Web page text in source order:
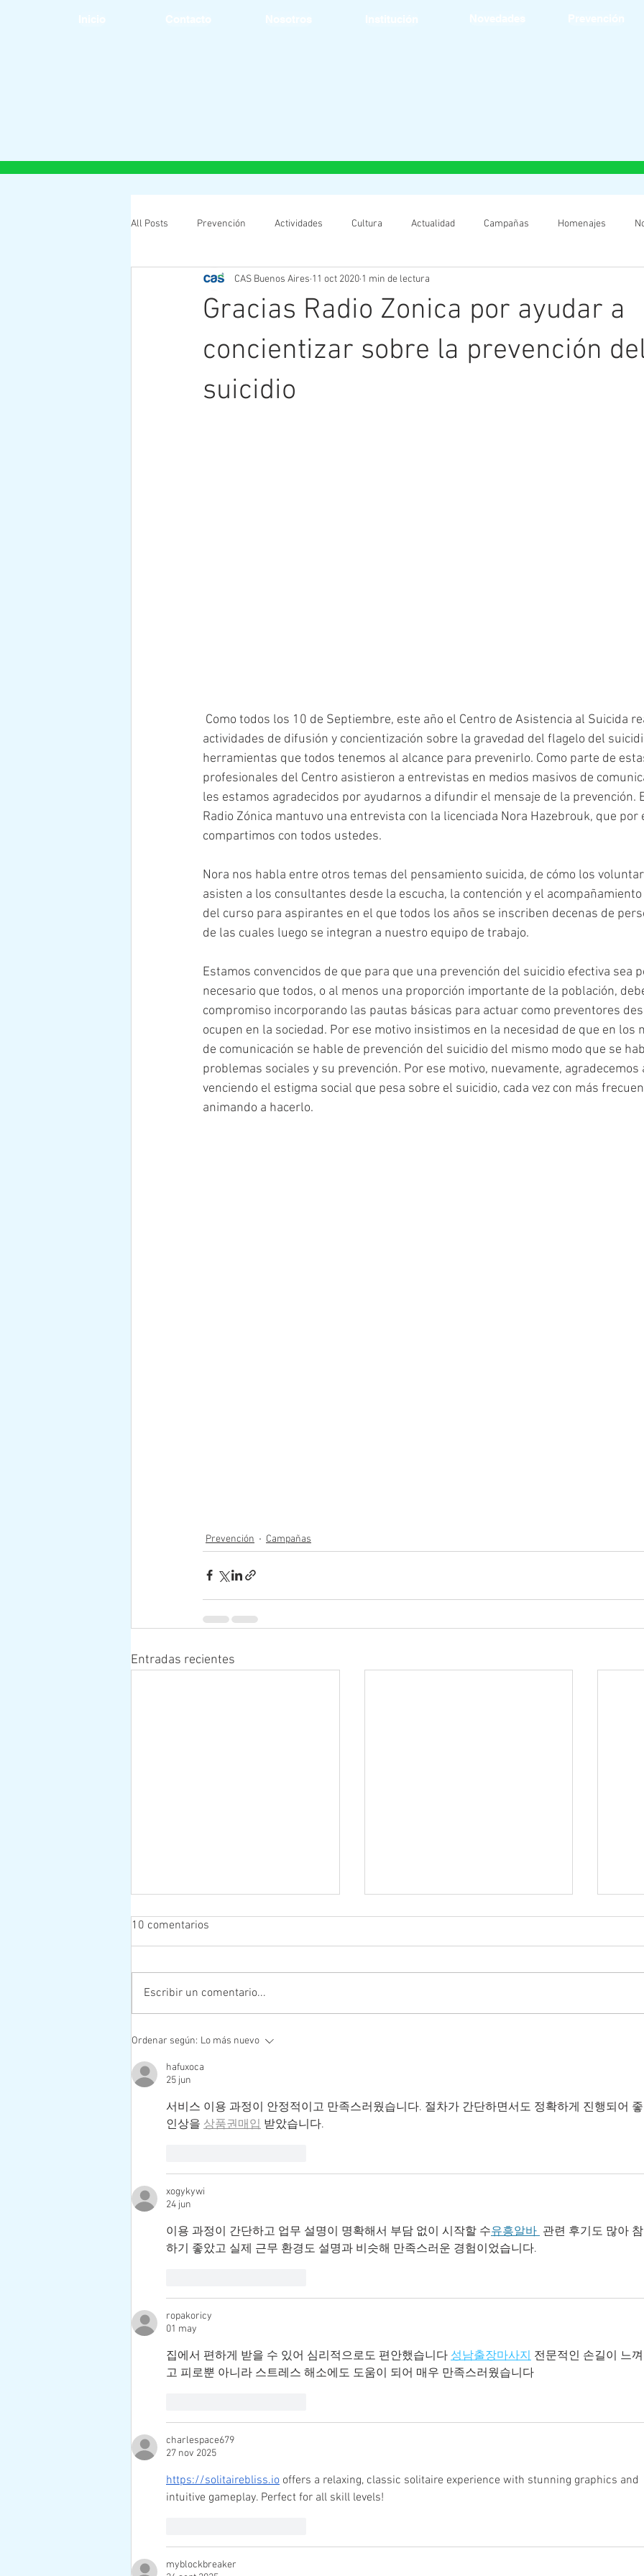
All Posts Prevención Actividades Cultura Actualidad Campañas Homenajes
Gracias Radio Zonica por ayudar a
concientizar sobre la prevención
suicidio
CAS Buenos Aires 11 oct 2020 1 min de lectura
actividades de difusión y concientización sobre la gravedad del flagelo del
herramientas que todos tenemos al alcance para prevenirlo. Como parte de
profesionales del Centro asistieron a entrevistas en medios masivos de
les estamos agradecidos por ayudarnos a difundir el mensaje de la prevención.
Radio Zónica mantuvo una entrevista con la licenciada Nora Hazebrouk, que
compartimos con todos ustedes.
Nora nos habla entre otros temas del pensamiento suicida, de cómo los
asisten a los consultantes desde la escucha, la contención y el
del curso para aspirantes en el que todos los años se inscriben decenas de
de las cuales luego se integran a nuestro equipo de trabajo.
Estamos convencidos de que para que una prevención del suicidio efectiva sea
necesario que todos, o al menos una proporción importante de la población,
compromiso incorporando las pautas básicas para actuar como preventores
ocupen en la sociedad. Por ese motivo insistimos en la necesidad de que en los
de comunicación se hable de prevención del suicidio del mismo modo que se
problemas sociales y su prevención. Por ese motivo, nuevamente,
venciendo el estigma social que pesa sobre el suicidio, cada vez con más
animando a hacerlo.
Prevención Campañas
Entradas recientes
Segunda "Maratón por la Vida"
Edición 2022
10 comentarios
Escribir un comentario...
Ordenar según: Lo más nuevo
hafuxoca
25 jun
서비스 이용 과정이 안정적이고 만족스러웠습니다. 절차가 간단하면서도 정확하게 진행되어
인상을 상품권매입 받았습니다.
xogykywi
24 jun
이용 과정이 간단하고 업무 설명이 명확해서 부담 없이 시작할 수유흥알바 관련 후기도 많아
하기 좋았고 실제 근무 환경도 설명과 비슷해 만족스러운 경험이었습니다.
ropakoricy
01 may
집에서 편하게 받을 수 있어 심리적으로도 편안했습니다 성남출장마사지 전문적인 손길이 느
고 피로뿐 아니라 스트레스 해소에도 도움이 되어 매우 만족스러웠습니다
charlespace679
27 nov 2025
https://solitairebliss.io offers a relaxing, classic solitaire experience with stunning graphics and
intuitive gameplay. Perfect for all skill levels!
myblockbreaker